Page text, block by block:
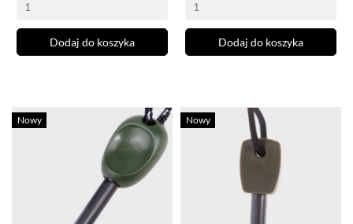
Dodaj do koszyka Dodaj do koszyka
Nowy Nowy